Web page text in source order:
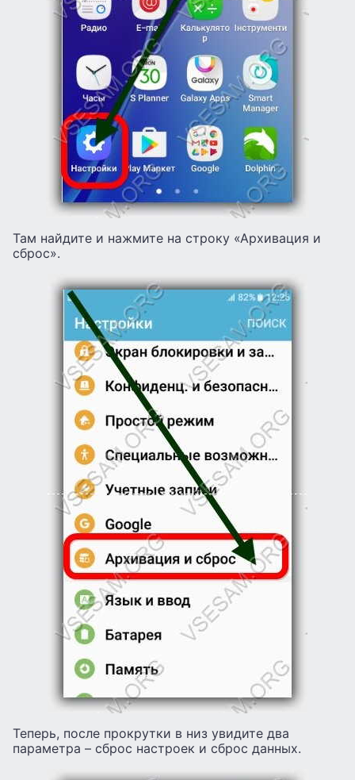
Там найдите и нажмите на строку «Архивация и
сброс».
Теперь, после прокрутки в низ увидите два
параметра – сброс настроек и сброс данных.